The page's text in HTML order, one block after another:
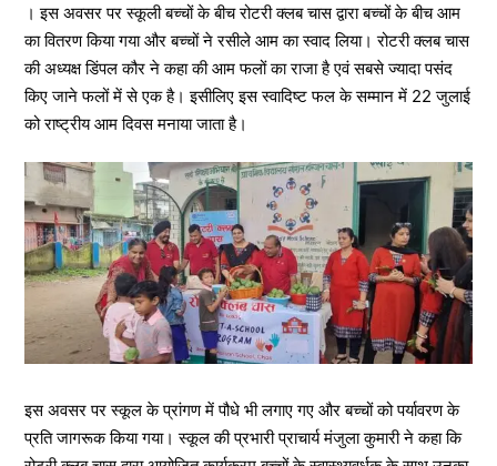
। इस अवसर पर स्कूली बच्चों के बीच रोटरी क्लब चास द्वारा बच्चों के बीच आम
का वितरण किया गया और बच्चों ने रसीले आम का स्वाद लिया। रोटरी क्लब चास
की अध्यक्ष डिंपल कौर ने कहा की आम फलों का राजा है एवं सबसे ज्यादा पसंद
किए जाने फलों में से एक है। इसीलिए इस स्वादिष्ट फल के सम्मान में 22 जुलाई
को राष्ट्रीय आम दिवस मनाया जाता है।
इस अवसर पर स्कूल के प्रांगण में पौधे भी लगाए गए और बच्चों को पर्यावरण के
प्रति जागरूक किया गया। स्कूल की प्रभारी प्राचार्य मंजुला कुमारी ने कहा कि